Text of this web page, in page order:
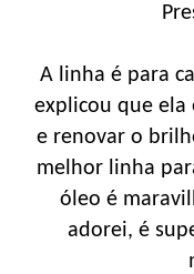
A linha é para
explicou que ela
e renovar o
melhor linha
óleo é
adorei, é